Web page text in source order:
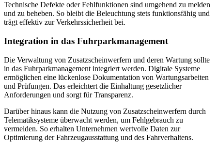
Technische Defekte oder Fehlfunktionen sind umgehend zu melden
und zu beheben. So bleibt die Beleuchtung stets funktionsfähig und
trägt effektiv zur Verkehrssicherheit bei.
Integration in das Fuhrparkmanagement
Die Verwaltung von Zusatzscheinwerfern und deren Wartung sollte
in das Fuhrparkmanagement integriert werden. Digitale Systeme
ermöglichen eine lückenlose Dokumentation von Wartungsarbeiten
und Prüfungen. Das erleichtert die Einhaltung gesetzlicher
Anforderungen und sorgt für Transparenz.
Darüber hinaus kann die Nutzung von Zusatzscheinwerfern durch
Telematiksysteme überwacht werden, um Fehlgebrauch zu
vermeiden. So erhalten Unternehmen wertvolle Daten zur
Optimierung der Fahrzeugausstattung und des Fahrverhaltens.